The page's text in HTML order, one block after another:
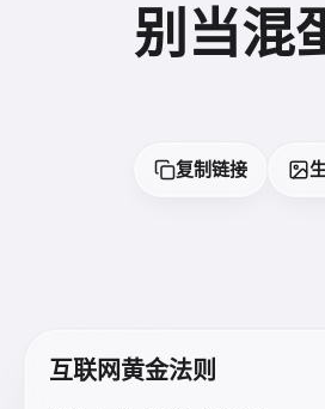
别当混
复制链接
互联网黄金法则